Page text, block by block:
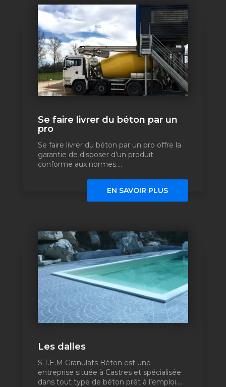
Se faire livrer du béton par un
pro
Se faire livrer du béton par un pro offre la
garantie de disposer d’un produit
conforme aux normes....
EN SAVOIR PLUS
Les dalles
S.T.E.M Granulats Béton est une
entreprise située à Castres et spécialisée
dans tout type de béton prêt à l’emploi....